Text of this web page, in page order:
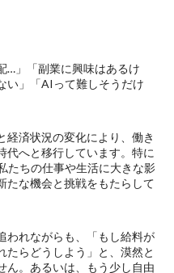
…」「副業に興味はあるけ
い」「AIって難しそうだけ
経済状況の変化により、働き
代へと移行しています。特に
たちの仕事や生活に大きな影
たな機会と挑戦をもたらして
われながらも、「もし給料が
たらどうしよう」と、漠然と
ん。あるいは、もう少し自由